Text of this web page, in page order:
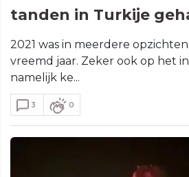
tanden in Turkije
2021 was in meerdere
vreemd jaar. Zeker ook op het
namelijk ke...
3 0